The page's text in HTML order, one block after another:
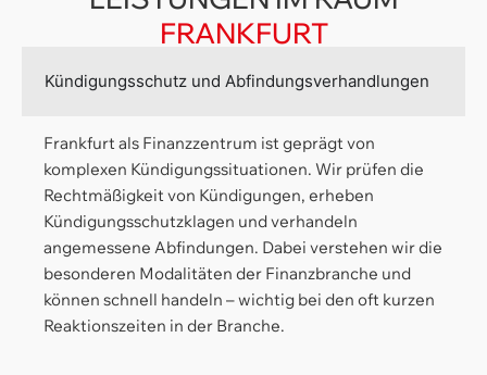
FRANKFURT
Kündigungsschutz und Abfindungsverhandlungen
Frankfurt als Finanzzentrum ist geprägt von
komplexen Kündigungssituationen. Wir prüfen die
Rechtmäßigkeit von Kündigungen, erheben
Kündigungsschutzklagen und verhandeln
angemessene Abfindungen. Dabei verstehen wir die
besonderen Modalitäten der Finanzbranche und
können schnell handeln – wichtig bei den oft kurzen
Reaktionszeiten in der Branche.